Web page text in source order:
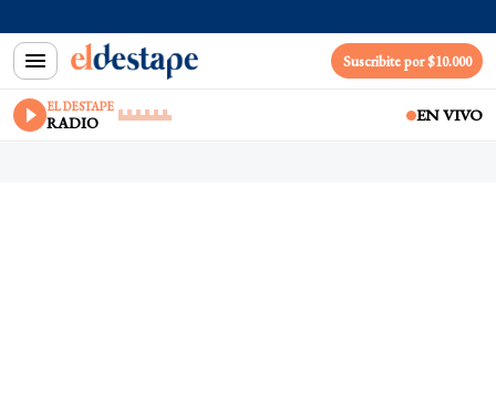
Suscribite por $10.000
EL DESTAPE
RADIO EN VIVO